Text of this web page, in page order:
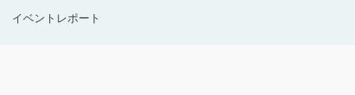
イベントレポート